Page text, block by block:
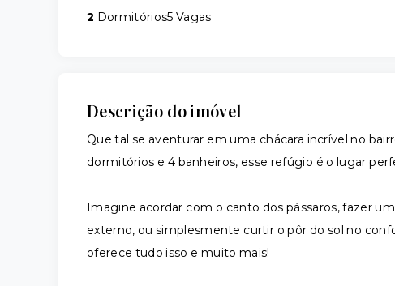
2 Dormitórios5 Vagas
Descrição do imóvel
Que tal se aventurar em uma chácara incrível no
dormitórios e 4 banheiros, esse refúgio é o lugar
Imagine acordar com o canto dos pássaros, fazer
externo, ou simplesmente curtir o pôr do sol no
oferece tudo isso e muito mais!